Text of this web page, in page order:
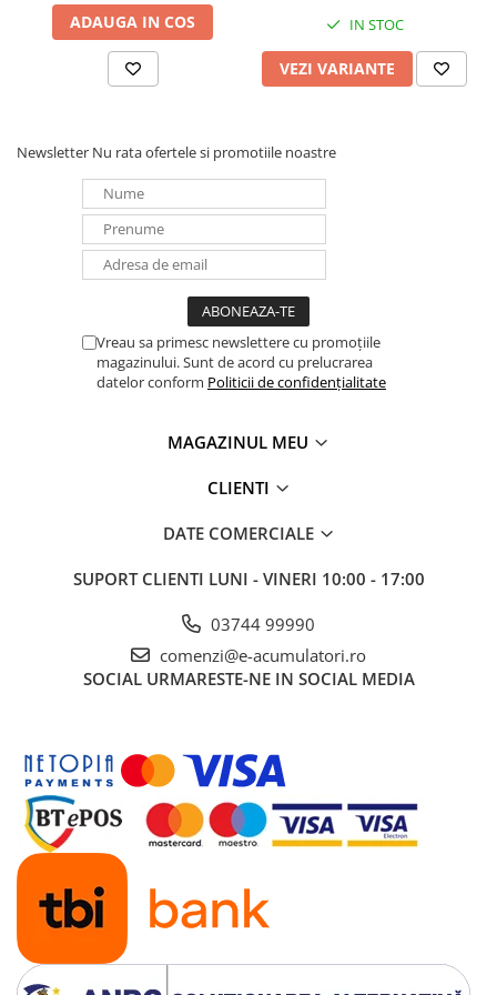
Panouri portabile
Racire/Incalzire
Statii energie portabile
Electrice
Intrerupatoare si prize
Dulapuri pentru cablare
structurata
Lumina (Becuri si Lanterne)
Laptop & PC accesorii, baterii,
cabluri USB, prelungitoare USB
Solutii solare portabile
Sisteme de prindere
Statii de incarcare EV
ADAUGA IN COS IN STOC
VEZI VARIANTE
Newsletter Nu rata ofertele si promotiile noastre
Vreau sa primesc newslettere cu promoțiile
magazinului. Sunt de acord cu prelucrarea
datelor conform Politicii de confidențialitate
MAGAZINUL MEU
CLIENTI
DATE COMERCIALE
SUPORT CLIENTI LUNI - VINERI 10:00 - 17:00
03744 99990
comenzi@e-acumulatori.ro
SOCIAL URMARESTE-NE IN SOCIAL MEDIA